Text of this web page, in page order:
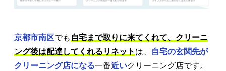
京都市南区でも 自宅まで取りに来てくれて、クリーニ
ング後は配達してくれるリネット は、
自宅の玄関先が
クリーニング店になる一番近いクリーニング店です。